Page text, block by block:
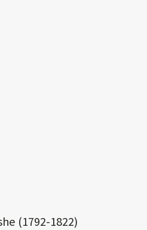
(1792-1822)